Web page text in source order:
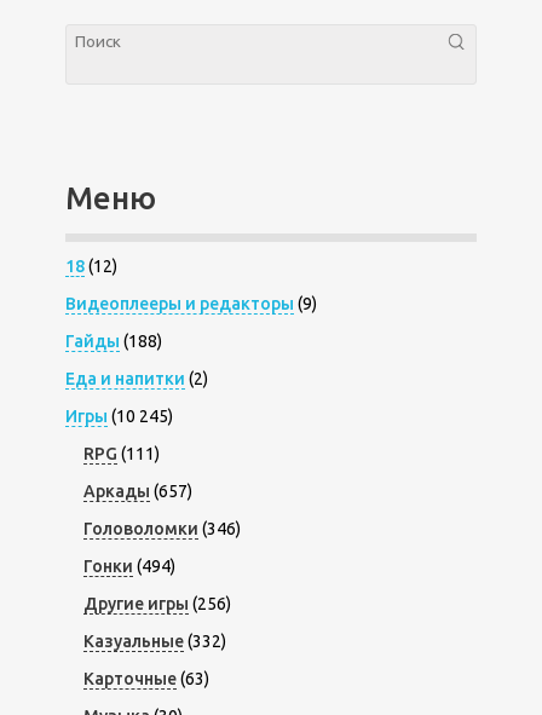
Меню
18(12)
Видеоплееры и редакторы (9)
Гайды (188)
Еда и напитки (2)
Игры (10 245)
RPG (111)
Аркады (657)
Головоломки (346)
Гонки (494)
Другие игры (256)
Казуальные(332)
Карточные(63)